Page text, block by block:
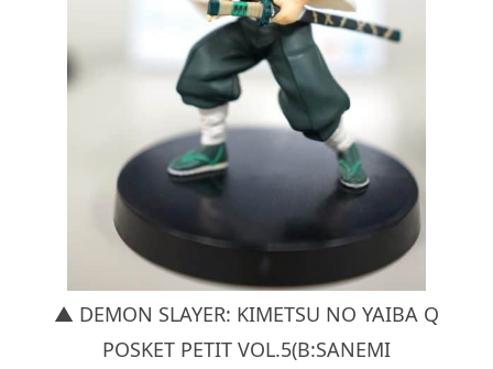
▲ DEMON SLAYER: KIMETSU NO YAIBA Q
POSKET PETIT VOL.5(B:SANEMI